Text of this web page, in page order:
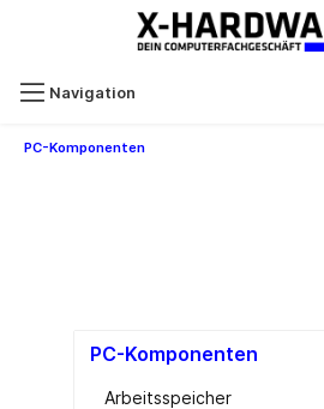
Navigation
PC-Komponenten
PC-Komponenten
Arbeitsspeicher